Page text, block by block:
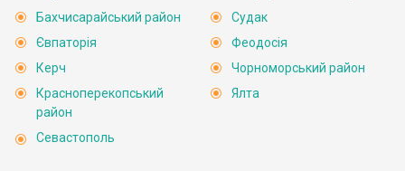
Бахчисарайський район
Євпаторія
Керч
Красноперекопський
район
Севастополь
Судак
Феодосія
Чорноморський район
Ялта